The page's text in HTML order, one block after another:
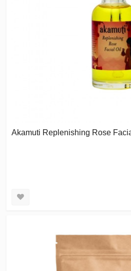
Akamuti Replenishing Rose